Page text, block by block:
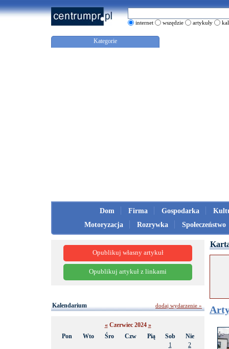
internet wszędzie artykuły
Kategorie
Dom Firma Gospodarka
Motoryzacja
Rozrywka Społeczeństwo
Opublikuj własny artykuł
Opublikuj artykuł z linkami
Kalendarium
«Czerwiec 2024 »
Pon
Wto Śro Czw Pią Sob
Nie
1
2
dodaj wydarzenie »